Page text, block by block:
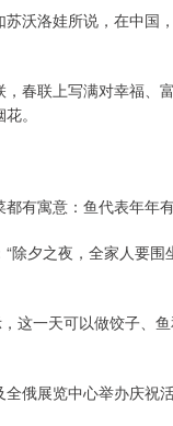
沃洛娃所说，在中国
春联上写满对幸福、
。
有寓意：鱼代表年年
除夕之夜，全家人要
这一天可以做饺子、
俄展览中心举办庆祝活